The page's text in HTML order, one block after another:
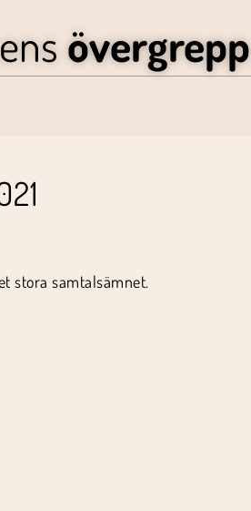
övergrepp
stora samtalsämnet.